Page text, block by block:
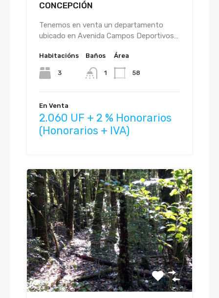
CONCEPCIÓN
Tenemos en venta un departamento
ubicado en Avenida Campos Deportivos…
Habitacións
3
Baños
1
Área
58
En Venta
2.060 UF + 2 % Honorarios
(Honorarios + IVA)